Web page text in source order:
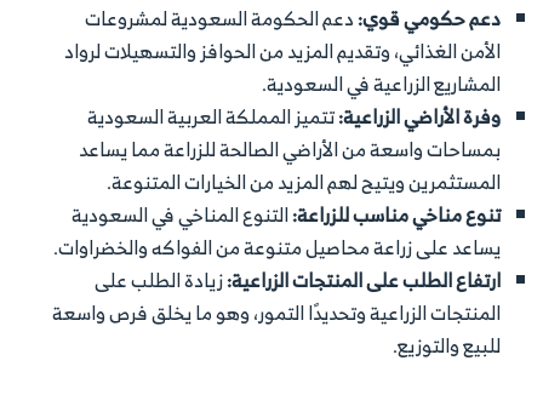
دعم حكومي قوي:دعم الحكومة السعودية لمشروعات
الأمن الغذائي، وتقديم المزيد من الحوافز والتسهيلات لرواد
المشاريع الزراعية في السعودية.
وفرة الأراضي الزراعية:تتميز المملكة العربية السعودية
بمساحات واسعة من الأراضي الصالحة للزراعة مما يساعد
المستثمرين ويتيح لهم المزيد من الخيارات المتنوعة.
تنوع مناخي مناسب للزراعة:التنوع المناخي في السعودية
يساعد على زراعة محاصيل متنوعة من الفواكه والخضراوات.
ارتفاع الطلب على المنتجات الزراعية:زيادة الطلب على
المنتجات الزراعية وتحديدًا التمور، وهو ما يخلق فرص واسعة
للبيع والتوزيع.